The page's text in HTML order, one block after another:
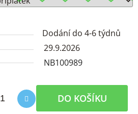
Dodání do 4-6 týdnů
29.9.2026
NB100989
DO KOŠÍKU